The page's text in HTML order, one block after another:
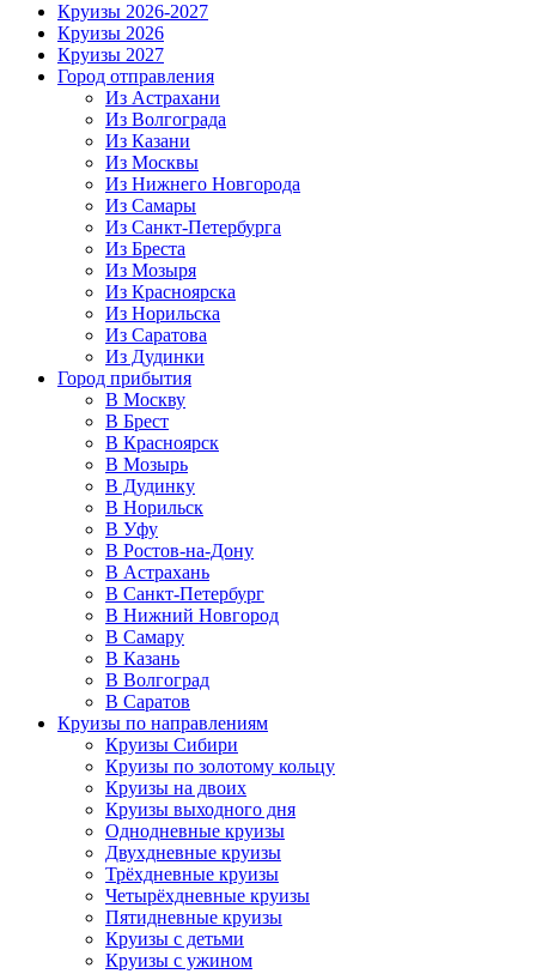
Круизы 2026-2027
Круизы 2026
Круизы 2027
Город отправления
Из Астрахани
Из Волгограда
Из Казани
Из Москвы
Из Нижнего Новгорода
Из Самары
Из Санкт-Петербурга
Из Бреста
Из Мозыря
Из Красноярска
Из Норильска
Из Саратова
Из Дудинки
Город прибытия
В Москву
В Брест
В Красноярск
В Мозырь
В Дудинку
В Норильск
В Уфу
В Ростов-на-Дону
В Астрахань
В Санкт-Петербург
В Нижний Новгород
В Самару
В Казань
В Волгоград
В Саратов
Круизы по направлениям
Круизы Сибири
Круизы по золотому кольцу
Круизы на двоих
Круизы выходного дня
Однодневные круизы
Двухдневные круизы
Трёхдневные круизы
Четырёхдневные круизы
Пятидневные круизы
Круизы с детьми
Круизы с ужином